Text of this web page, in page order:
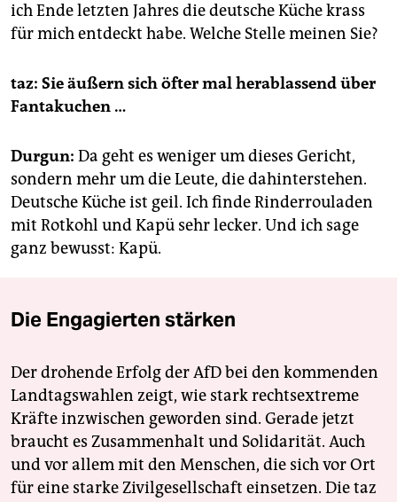
ich Ende letzten Jahres die deutsche Küche krass
für mich entdeckt habe. Welche Stelle meinen Sie?
taz: Sie äußern sich öfter mal herablassend über
Fantakuchen …
Durgun: Da geht es weniger um dieses Gericht,
sondern mehr um die Leute, die dahinterstehen.
Deutsche Küche ist geil. Ich finde Rinderrouladen
mit Rotkohl und Kapü sehr lecker. Und ich sage
ganz bewusst: Kapü.
Die Engagierten stärken
Der drohende Erfolg der AfD bei den kommenden
Landtagswahlen zeigt, wie stark rechtsextreme
Kräfte inzwischen geworden sind. Gerade jetzt
braucht es Zusammenhalt und Solidarität. Auch
und vor allem mit den Menschen, die sich vor Ort
für eine starke Zivilgesellschaft einsetzen. Die taz